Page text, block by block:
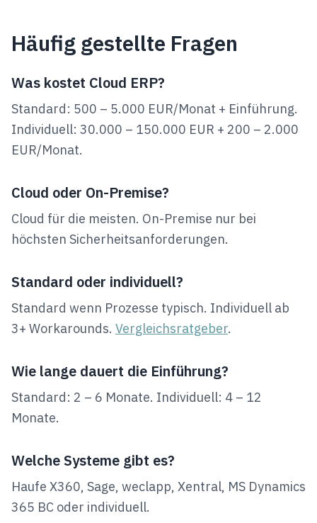
Häufig gestellte Fragen
Was kostet Cloud ERP?
Standard: 500 – 5.000 EUR/Monat + Einführung.
Individuell: 30.000 – 150.000 EUR + 200 – 2.000
EUR/Monat.
Cloud oder On-Premise?
Cloud für die meisten. On-Premise nur bei
höchsten Sicherheitsanforderungen.
Standard oder individuell?
Standard wenn Prozesse typisch. Individuell ab
3+ Workarounds. Vergleichsratgeber.
Wie lange dauert die Einführung?
Standard: 2 – 6 Monate. Individuell: 4 – 12
Monate.
Welche Systeme gibt es?
Haufe X360, Sage, weclapp, Xentral, MS Dynamics
365 BC oder individuell.